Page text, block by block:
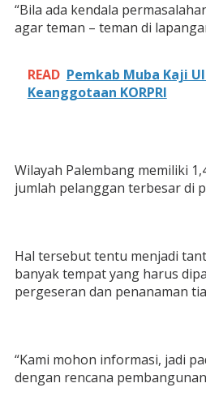
“Bila ada kendala
agar teman – teman di
READ Pemkab Muba Kaji
Keanggotaan KORPRI
Wilayah Palembang memiliki
jumlah pelanggan terbesar di
Hal tersebut tentu menjadi
banyak tempat yang harus
pergeseran dan penanaman
“Kami mohon informasi, jadi
dengan rencana